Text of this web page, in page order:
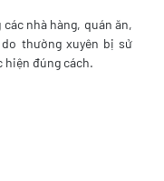
nhà hàng, quán ăn,
thường xuyên bị sử
hiện đúng cách.